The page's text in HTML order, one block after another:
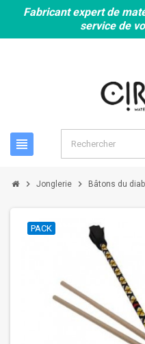
Fabricant expert de
service de
view_headline
chevron_right Jonglerie chevron_right Bâtons du
PACK